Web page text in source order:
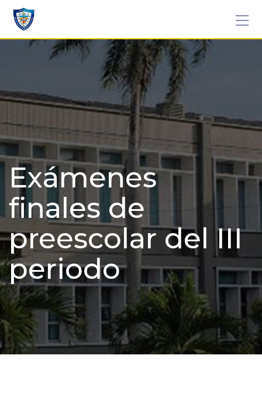
Skip
content
Exámenes
finales de
preescolar del III
periodo